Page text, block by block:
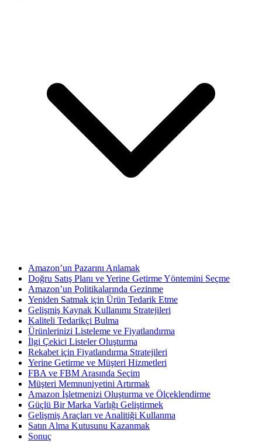
Amazon’un Pazarını Anlamak
Doğru Satış Planı ve Yerine Getirme Yöntemini Seçme
Amazon’un Politikalarında Gezinme
Yeniden Satmak için Ürün Tedarik Etme
Gelişmiş Kaynak Kullanımı Stratejileri
Kaliteli Tedarikçi Bulma
Ürünlerinizi Listeleme ve Fiyatlandırma
İlgi Çekici Listeler Oluşturma
Rekabet için Fiyatlandırma Stratejileri
Yerine Getirme ve Müşteri Hizmetleri
FBA ve FBM Arasında Seçim
Müşteri Memnuniyetini Artırmak
Amazon İşletmenizi Oluşturma ve Ölçeklendirme
Güçlü Bir Marka Varlığı Geliştirmek
Gelişmiş Araçları ve Analitiği Kullanma
Satın Alma Kutusunu Kazanmak
Sonuç